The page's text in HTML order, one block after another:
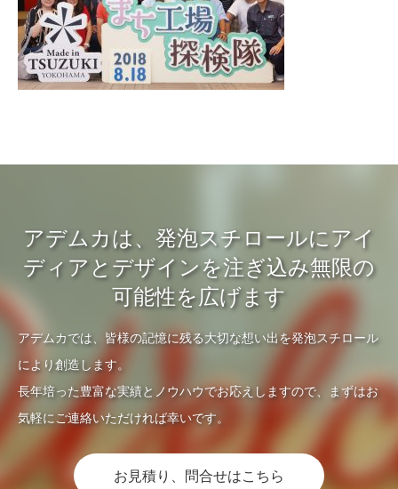
アデムカは、発泡スチロールにアイ
ディアとデザインを注ぎ込み無限の
可能性を広げます
アデムカでは、皆様の記憶に残る大切な想い出を発泡スチロール
により創造します。
長年培った豊富な実績とノウハウでお応えしますので、まずはお
気軽にご連絡いただければ幸いです。
お見積り、問合せはこちら